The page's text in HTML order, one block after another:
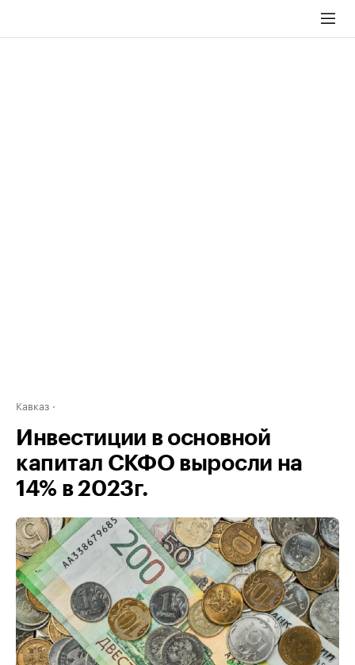
Кавказ
Инвестиции в основной
капитал СКФО выросли на
14% в 2023г.